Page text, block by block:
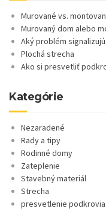
Murované vs.
Murovaný dom alebo
Aký problém
Plochá strecha
Ako si presvetliť
Kategórie
Nezaradené
Rady a tipy
Rodinné domy
Zateplenie
Stavebný materiál
Strecha
presvetlenie podkrovia